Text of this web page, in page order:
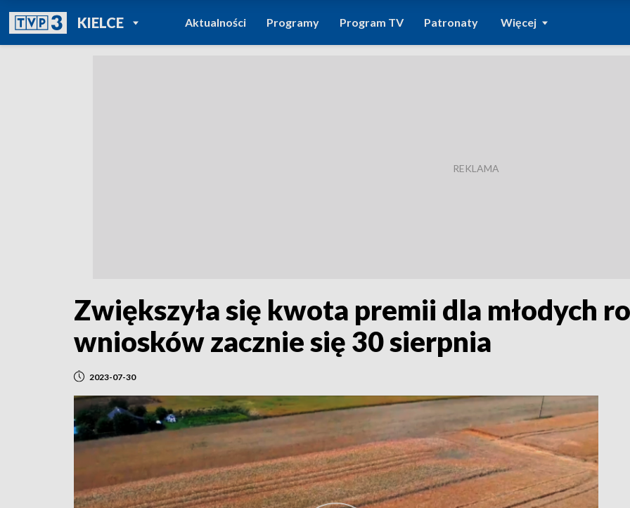
KIELCEPOWRÓT DO
TVP REGIONY
Aktualności Programy Program TV Patronaty Więcej
Zwiększyła się kwota premii dla młodych
wniosków zacznie się 30 sierpnia
2023-07-30